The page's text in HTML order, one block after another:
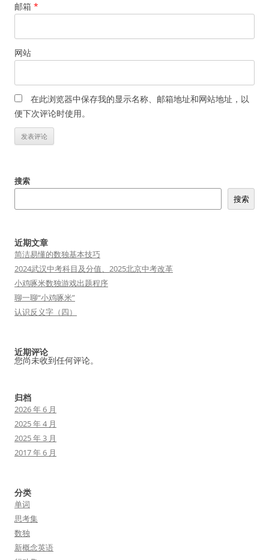
邮箱 *
网站
在此浏览器中保存我的显示名称、邮箱地址和网站地址，以
便下次评论时使用。
搜索
搜索
近期文章
简洁易懂的数独基本技巧
2024武汉中考科目及分值、2025北京中考改革
小鸡啄米数独游戏出题程序
聊一聊“小鸡啄米”
认识反义字（四）
近期评论
您尚未收到任何评论。
归档
2026 年 6 月
2025 年 4 月
2025 年 3 月
2017 年 6 月
分类
单词
思考集
数独
新概念英语